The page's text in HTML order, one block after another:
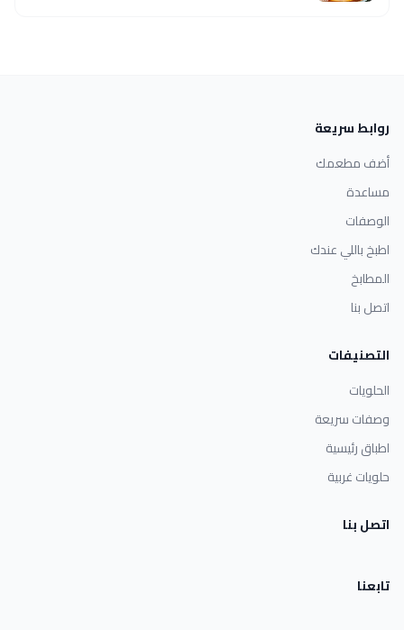
روابط سريعة
أضف مطعمك
مساعدة
الوصفات
اطبخ باللي عندك
المطابخ
اتصل بنا
التصنيفات
الحلويات
وصفات سريعة
اطباق رئيسية
حلويات غربية
اتصل بنا
تابعنا